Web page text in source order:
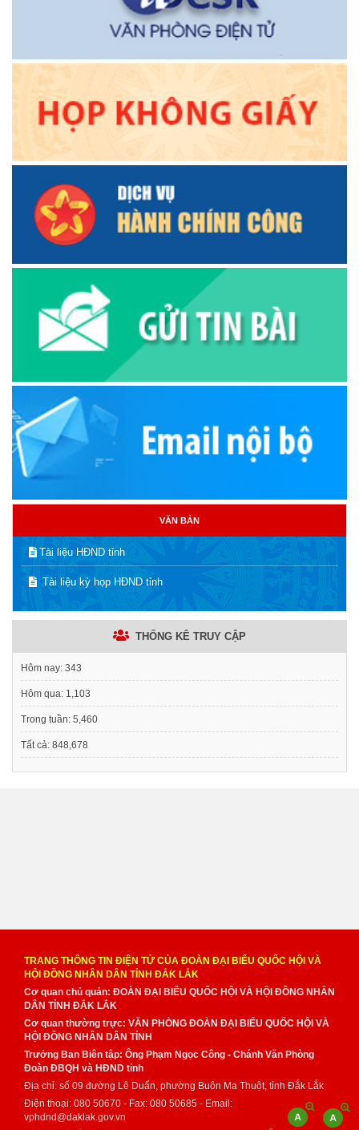
VĂN BẢN
Tài liệu HĐND tỉnh
Tài liệu kỳ họp HĐND tỉnh
THỐNG KÊ TRUY CẬP
Hôm nay: 343
Hôm qua: 1,103
Trong tuần: 5,460
Tất cả: 848,678
TRANG THÔNG TIN ĐIỆN TỬ CỦA ĐOÀN ĐẠI BIỂU QUỐC HỘI VÀ
HỘI ĐỒNG NHÂN DÂN TỈNH ĐẮK LẮK
Cơ quan chủ quản: ĐOÀN ĐẠI BIỂU QUỐC HỘI VÀ HỘI ĐỒNG NHÂN
DÂN TỈNH ĐẮK LẮK
Cơ quan thường trực: VĂN PHÒNG ĐOÀN ĐẠI BIỂU QUỐC HỘI VÀ
HỘI ĐỒNG NHÂN DÂN TỈNH
Trưởng Ban Biên tập: Ông Phạm Ngọc Công - Chánh Văn Phòng
Đoàn ĐBQH và HĐND tỉnh
Địa chỉ: số 09 đường Lê Duẩn, phường Buôn Ma Thuột, tỉnh Đắk Lắk
Điện thoại: 080 50670 - Fax: 080 50685 - Email:
vphdnd@daklak.gov.vn